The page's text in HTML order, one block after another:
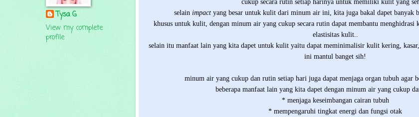
selain impact yang besar untuk kulit dari minum air ini, kita juga bakal dapet banyak
khusus untuk kulit, dengan minum air yang cukup secara rutin dapat membantu menghidrasi
elastisitas kulit..
selain itu manfaat lain yang kita dapet untuk kulit yaitu dapat meminimalisir kulit kering,
ini mantul banget sih!
minum air yang cukup dan rutin setiap hari juga dapat menjaga organ tubuh agar
beberapa manfaat lain yang kita dapet dengan minum air yang cukup
* menjaga keseimbangan cairan tubuh
* mempengaruhi tingkat energi dan fungsi otak
Tysa G
View my complete
profile